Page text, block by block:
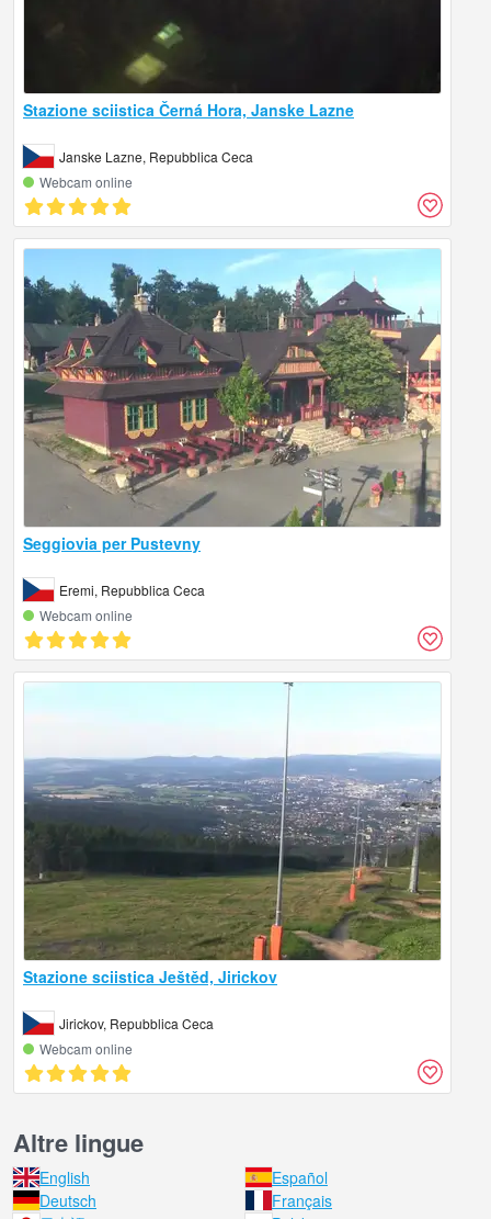
Stazione sciistica Černá Hora, Janske Lazne
Janske Lazne, Repubblica Ceca
Webcam online
Seggiovia per Pustevny
Eremi, Repubblica Ceca
Webcam online
Stazione sciistica Ještěd, Jirickov
Jirickov, Repubblica Ceca
Webcam online
Altre lingue
English
Español
Deutsch
Français